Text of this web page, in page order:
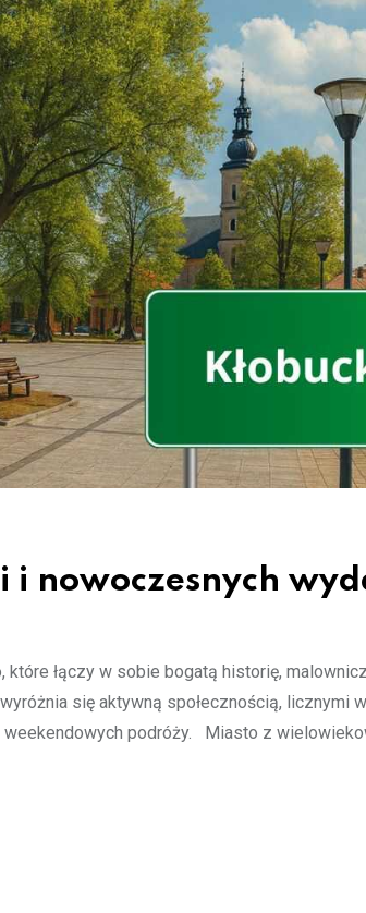
i nowoczesnych
które łączy w sobie bogatą historię,
się aktywną społecznością, licznymi
weekendowych podróży. Miasto z